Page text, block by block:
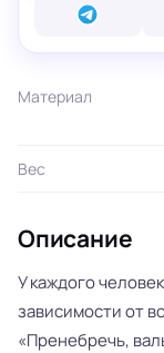
Материал
Вес
Описание
У каждого
зависимости от
«Пренебречь,